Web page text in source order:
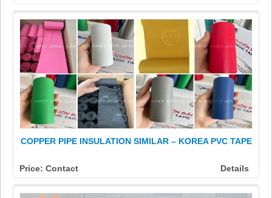
COPPER PIPE INSULATION SIMILAR – KOREA PVC TAPE
Price: Contact Details